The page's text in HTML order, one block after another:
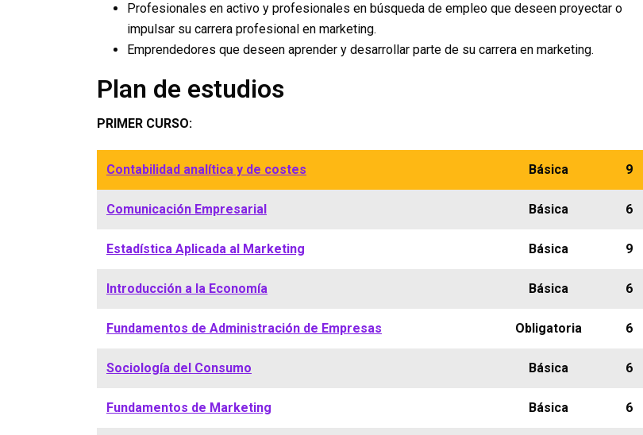
Profesionales en activo y profesionales en búsqueda de empleo que deseen proyectar o
impulsar su carrera profesional en marketing.
Emprendedores que deseen aprender y desarrollar parte de su carrera en marketing.
Plan de estudios
PRIMER CURSO:
Contabilidad analítica y de costes Básica 9
Comunicación Empresarial Básica 6
Estadística Aplicada al Marketing Básica 9
Introducción a la Economía Básica 6
Fundamentos de Administración de Empresas Obligatoria 6
Sociología del Consumo Básica 6
Fundamentos de Marketing Básica 6